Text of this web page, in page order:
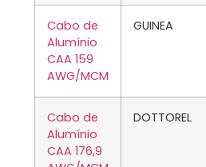
Cabo de
Alumínio
CAA 159
AWG/MCM
GUINEA
Cabo de
Alumínio
CAA 176,9
DOTTOREL